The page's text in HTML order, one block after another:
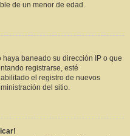
de un menor de edad.
baneado su dirección IP o que
registrarse, esté
el registro de nuevos
del sitio.